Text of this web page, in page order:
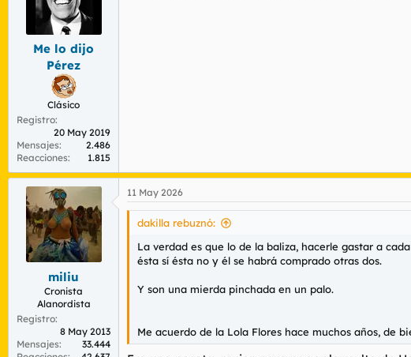
Me lo dijo
Pérez
Clásico
Registro
20 May 2019
Mensajes
2.486
Reacciones
1.815
miliu
Cronista
Alanordista
Registro
8 May 2013
Mensajes
33.444
11 May 2026
dakilla rebuznó:
La verdad es que lo de la baliza, hacerle gastar a
ésta sí ésta no y él se habrá comprado otras dos.
Y son una mierda pinchada en un palo.
Me acuerdo de la Lola Flores hace muchos años, de